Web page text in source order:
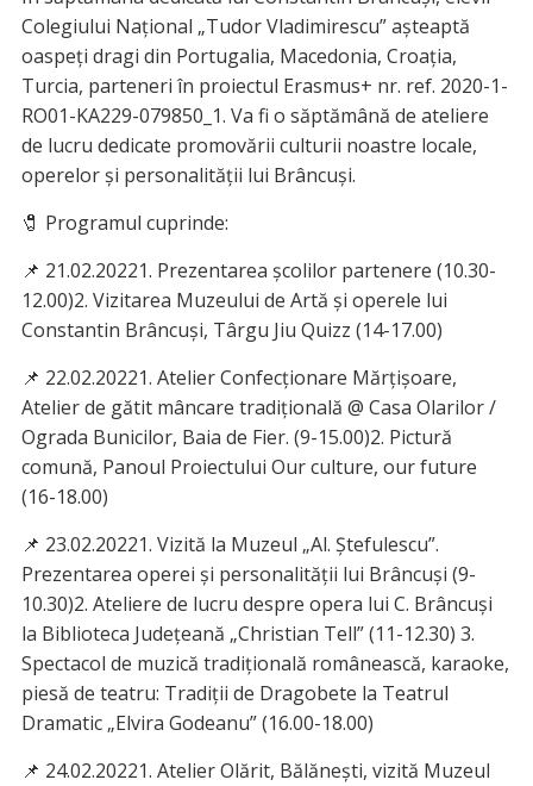
Colegiului Național „Tudor Vladimirescu” așteaptă
oaspeți dragi din Portugalia, Macedonia, Croația,
Turcia, parteneri în proiectul Erasmus+ nr. ref. 2020-1-
RO01-KA229-079850_1. Va fi o săptămână de ateliere
de lucru dedicate promovării culturii noastre locale,
operelor și personalității lui Brâncuși.
🧷 Programul cuprinde:
📌 21.02.20221. Prezentarea școlilor partenere (10.30-
12.00)2. Vizitarea Muzeului de Artă și operele lui
Constantin Brâncuși, Târgu Jiu Quizz (14-17.00)
📌 22.02.20221. Atelier Confecționare Mărțișoare,
Atelier de gătit mâncare tradițională @ Casa Olarilor /
Ograda Bunicilor, Baia de Fier. (9-15.00)2. Pictură
comună, Panoul Proiectului Our culture, our future
(16-18.00)
📌 23.02.20221. Vizită la Muzeul „Al. Ștefulescu”.
Prezentarea operei și personalității lui Brâncuși (9-
10.30)2. Ateliere de lucru despre opera lui C. Brâncuși
la Biblioteca Județeană „Christian Tell” (11-12.30) 3.
Spectacol de muzică tradițională românească, karaoke,
piesă de teatru: Tradiții de Dragobete la Teatrul
Dramatic „Elvira Godeanu” (16.00-18.00)
📌 24.02.20221. Atelier Olărit, Bălănești, vizită Muzeul